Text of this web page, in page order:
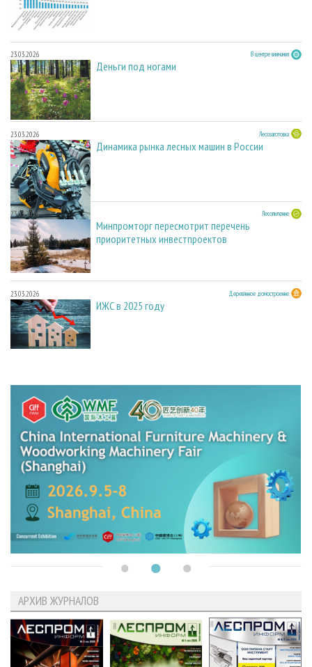
23.03.2026 В центре внимания
Деньги под ногами
23.03.2026 Лесозаготовка
Динамика рынка лесных машин в России
23.03.2026 Лесопиление
Минпромторг пересмотрит перечень
приоритетных инвестпроектов
23.03.2026 Деревянное домостроение
ИЖС в 2025 году
АРХИВ ЖУРНАЛОВ